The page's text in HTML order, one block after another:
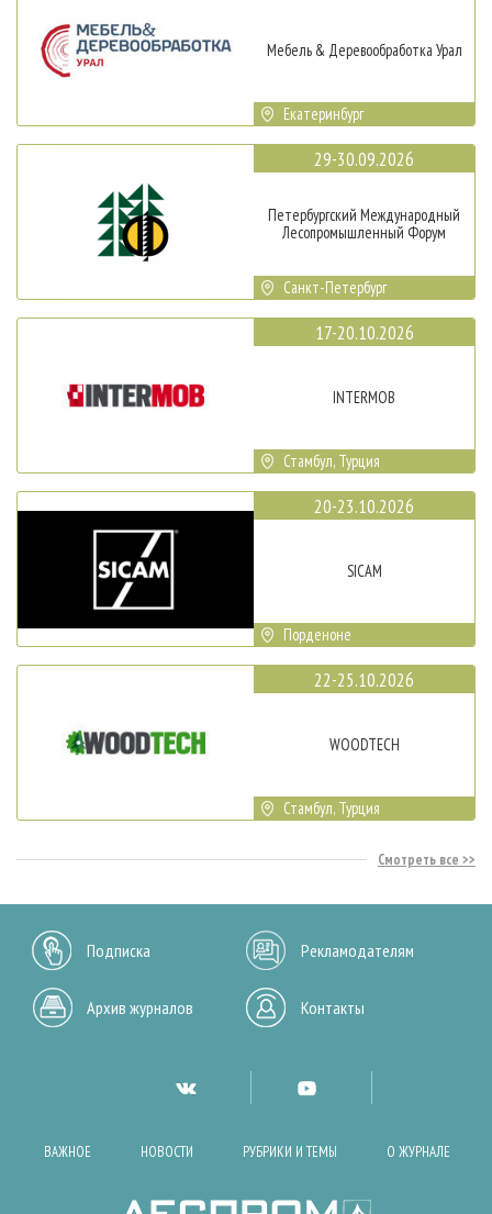
Мебель & Деревообработка Урал
Екатеринбург
29-30.09.2026
Петербургский Международный
Лесопромышленный Форум
Санкт-Петербург
17-20.10.2026
INTERMOB
Стамбул, Турция
20-23.10.2026
SICAM
Порденоне
22-25.10.2026
WOODTECH
Стамбул, Турция
Смотреть все
Подписка Рекламодателям
Архив журналов Контакты
ВАЖНОЕ НОВОСТИ РУБРИКИ И ТЕМЫ О ЖУРНАЛЕ